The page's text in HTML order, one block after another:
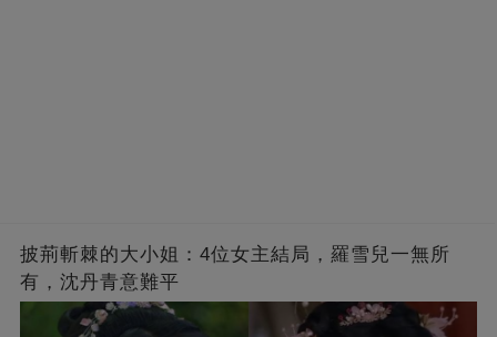
披荊斬棘的大小姐：4位女主結局，羅雪兒一無所
有，沈丹青意難平